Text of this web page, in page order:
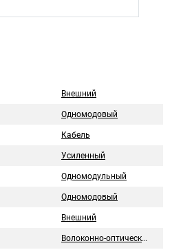
Внешний
Одномодовый
Кабель
Усиленный
Одномодульный
Одномодовый
Внешний
Волоконно-оптический